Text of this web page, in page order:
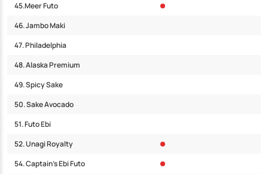
45.Meer Futo
46. Jambo Maki
47. Philadelphia
48. Alaska Premium
49. Spicy Sake
50. Sake Avocado
51. Futo Ebi
52. Unagi Royalty
54. Captain’s Ebi Futo